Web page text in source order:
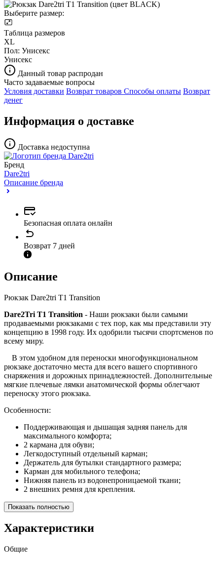
Выберите размер:
Таблица размеров
XL
Пол: Унисекс
Унисекс
Данный товар распродан
Часто задаваемые вопросы
Условия доставки Возврат товаров Способы оплаты Возврат
денег
Информация о доставке
Доставка недоступна
Бренд
Dare2tri
Описание бренда
Безопасная оплата онлайн
Возврат 7 дней
Описание
Рюкзак Dare2tri T1 Transition
Dare2Tri T1 Transition - Наши рюкзаки были самыми
продаваемыми рюкзаками с тех пор, как мы представили эту
концепцию в 1998 году. Их одобрили тысячи спортсменов по
всему миру.
В этом удобном для переноски многофункциональном
рюкзаке достаточно места для всего вашего спортивного
снаряжения и дорожных принадлежностей. Дополнительные
мягкие плечевые лямки анатомической формы облегчают
переноску этого рюкзака.
Особенности:
Поддерживающая и дышащая задняя панель для
максимального комфорта;
2 кармана для обуви;
Легкодоступный отдельный карман;
Держатель для бутылки стандартного размера;
Карман для мобильного телефона;
Нижняя панель из водонепроницаемой ткани;
2 внешних ремня для крепления.
Показать полностью
Характеристики
Общие